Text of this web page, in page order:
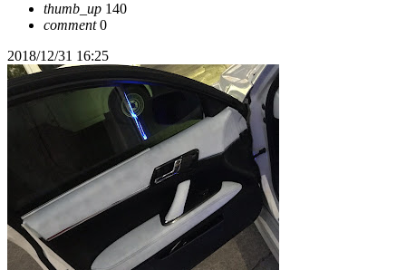
thumb_up 140
comment0
2018/12/31 16:25